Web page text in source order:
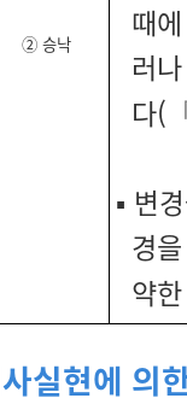
② 승낙
때
러
다(
▪ 변
경
약
실현에 의